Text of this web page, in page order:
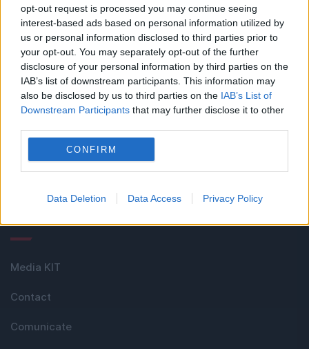
opt-out request is processed you may continue seeing
interest-based ads based on personal information utilized by
us or personal information disclosed to third parties prior to
your opt-out. You may separately opt-out of the further
disclosure of your personal information by third parties on the
IAB’s list of downstream participants. This information may
also be disclosed by us to third parties on the IAB’s List of
Downstream Participants that may further disclose it to other
CONFIRM
Data Deletion Data Access Privacy Policy
Cel mai bun portal de stiri!
Evenimentul Zilei este o publicație multimedia, dedicată
celor care apreciază știrile corecte, obiective și
relevante din toate domeniile de activitate
Linkuri utile
Media KIT
Contact
Comunicate